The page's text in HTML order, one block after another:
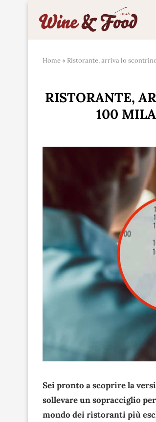
Home » Ristorante, arriva lo
RISTORANTE,
100
Sei pronto a scoprire la
sollevare un sopracciglio
mondo dei ristoranti più